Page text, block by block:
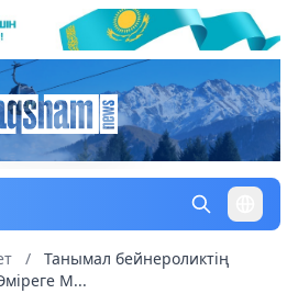
/
Танымал бейнероликтің
М...